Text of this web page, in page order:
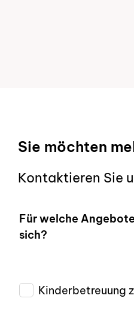
Sie möchten
Kontaktieren Sie
Für welche
sich?
Kinderbetreuung